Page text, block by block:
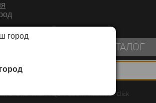
город
ПОКРЫТИЙ
КАТАЛОГ
SPC ламинат/AQUAFLOOR/RealWood Click